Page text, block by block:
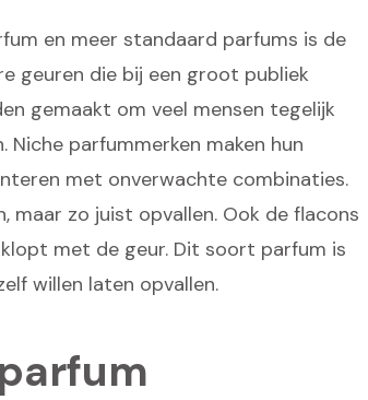
en meer standaard parfums is de
geuren die bij een groot publiek
gemaakt om veel mensen tegelijk
parfummerken maken hun
met onverwachte combinaties.
maar zo juist opvallen. Ook de flacons
met de geur. Dit soort parfum is
willen laten opvallen.